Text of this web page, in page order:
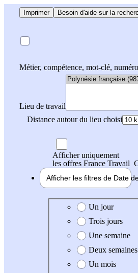
Imprimer Besoin d'aide sur la
Métier, compétence, mot-clé,
Lieu de travail
Distance autour du lieu choisi
Afficher uniquement
les offres France Travail
Afficher les filtres de Date
Date de création de l'offre
Un jour
Trois jours
Une semaine
Deux semaines
Un mois